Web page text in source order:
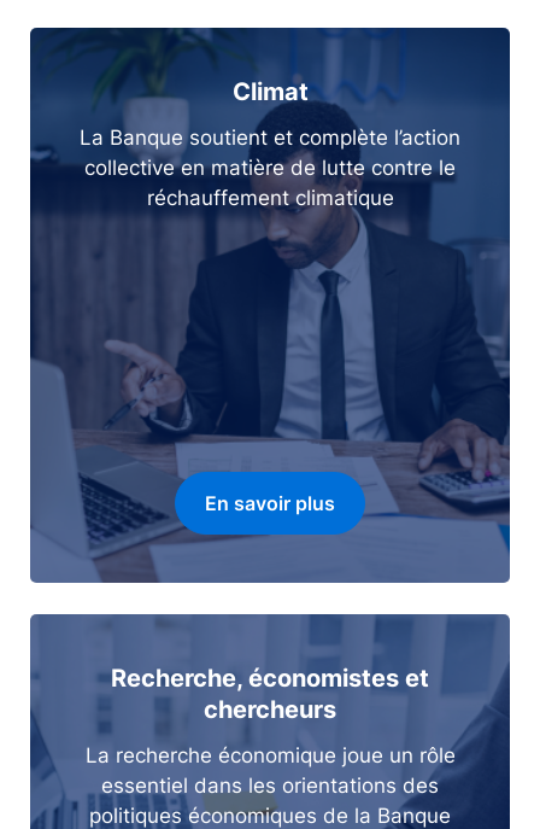
Climat
La Banque soutient et complète l’action
collective en matière de lutte contre le
réchauffement climatique
En savoir plus
Recherche, économistes et
chercheurs
La recherche économique joue un rôle
essentiel dans les orientations des
politiques économiques de la Banque